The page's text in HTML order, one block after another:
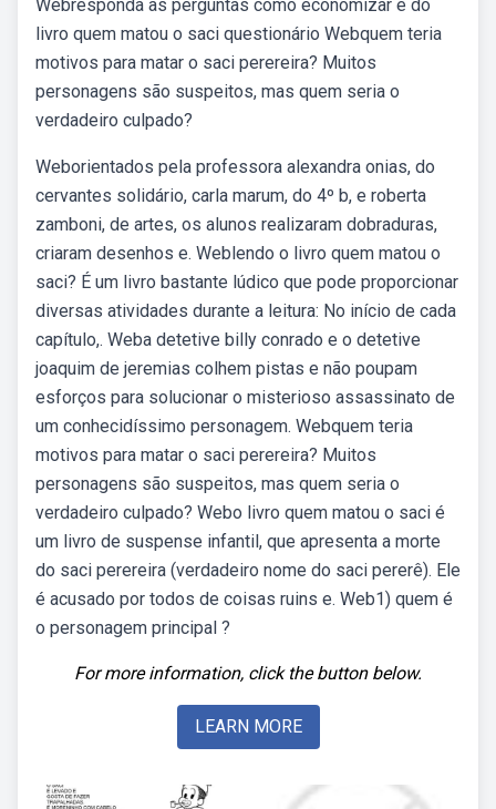
Webresponda as perguntas como economizar e do
livro quem matou o saci questionário Webquem teria
motivos para matar o saci perereira? Muitos
personagens são suspeitos, mas quem seria o
verdadeiro culpado?
Weborientados pela professora alexandra onias, do
cervantes solidário, carla marum, do 4º b, e roberta
zamboni, de artes, os alunos realizaram dobraduras,
criaram desenhos e. Weblendo o livro quem matou o
saci? É um livro bastante lúdico que pode proporcionar
diversas atividades durante a leitura: No início de cada
capítulo,. Weba detetive billy conrado e o detetive
joaquim de jeremias colhem pistas e não poupam
esforços para solucionar o misterioso assassinato de
um conhecidíssimo personagem. Webquem teria
motivos para matar o saci perereira? Muitos
personagens são suspeitos, mas quem seria o
verdadeiro culpado? Webo livro quem matou o saci é
um livro de suspense infantil, que apresenta a morte
do saci perereira (verdadeiro nome do saci pererê). Ele
é acusado por todos de coisas ruins e. Web1) quem é
o personagem principal ?
For more information, click the button below.
LEARN MORE